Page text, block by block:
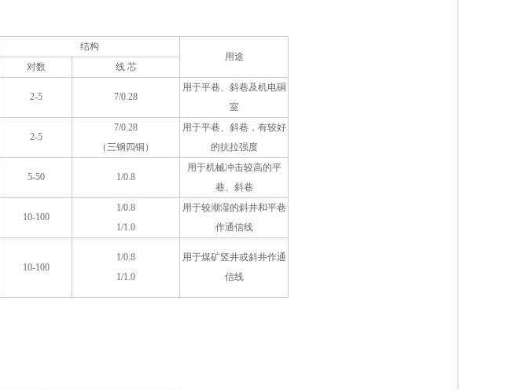
结构
用途
对数
线 芯
2-5 7/0.28
用于平巷、斜巷及机电硐
室
2-5
7/0.28
（三钢四铜）
用于平巷、斜巷，有较好
的抗拉强度
5-50 1/0.8
用于机械冲击较高的平
巷、斜巷
10-100
1/0.8
1/1.0
用于较潮湿的斜井和平巷
作通信线
10-100
1/0.8
1/1.0
用于煤矿竖井或斜井作通
信线